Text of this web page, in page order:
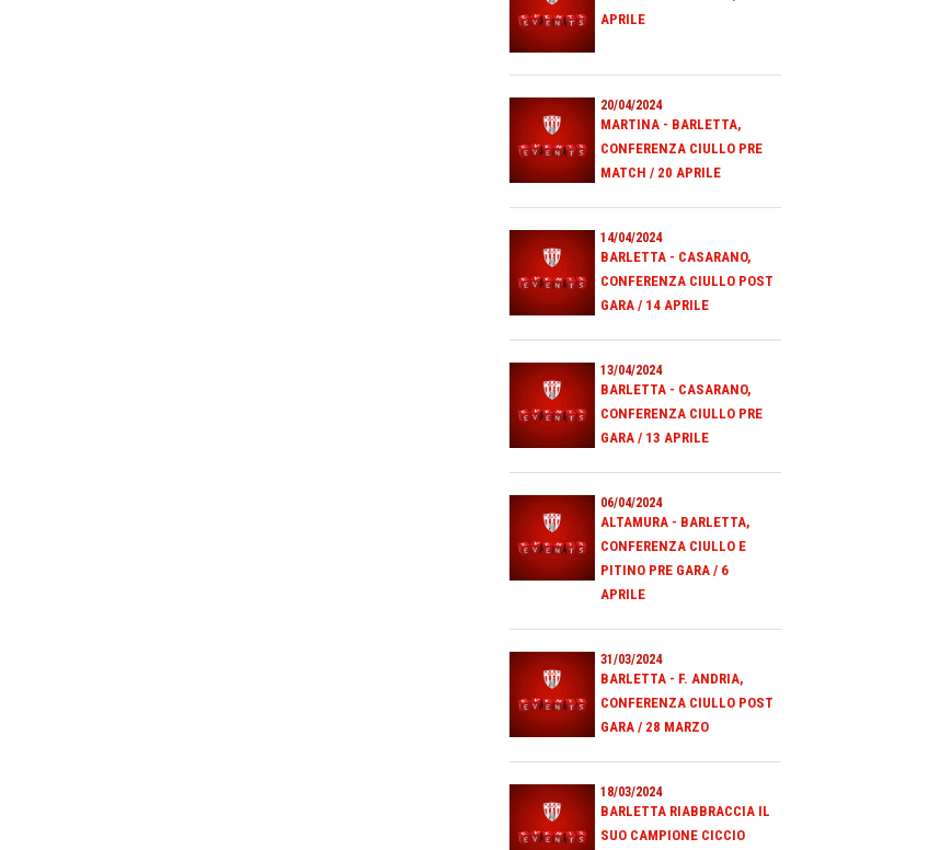
APRILE
20/04/2024
MARTINA - BARLETTA,
CONFERENZA CIULLO PRE
MATCH / 20 APRILE
14/04/2024
BARLETTA - CASARANO,
CONFERENZA CIULLO POST
GARA / 14 APRILE
13/04/2024
BARLETTA - CASARANO,
CONFERENZA CIULLO PRE
GARA / 13 APRILE
06/04/2024
ALTAMURA - BARLETTA,
CONFERENZA CIULLO E
PITINO PRE GARA / 6
APRILE
31/03/2024
BARLETTA - F. ANDRIA,
CONFERENZA CIULLO POST
GARA / 28 MARZO
18/03/2024
BARLETTA RIABBRACCIA IL
SUO CAMPIONE CICCIO